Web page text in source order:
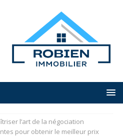
l’art de la négociation
pour obtenir le meilleur prix